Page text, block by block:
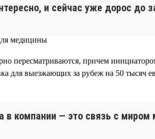
и сейчас уже дорос до
пересматриваются, причем
для выезжающих за рубеж на 50 тысяч
в компании — это связь с